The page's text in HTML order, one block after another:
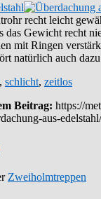
recht leicht
das Gewicht recht
mit Ringen
natürlich auch
, schlicht, zeitlos
Beitrag: https://
aus-edelstahl/
Zweiholmtreppen